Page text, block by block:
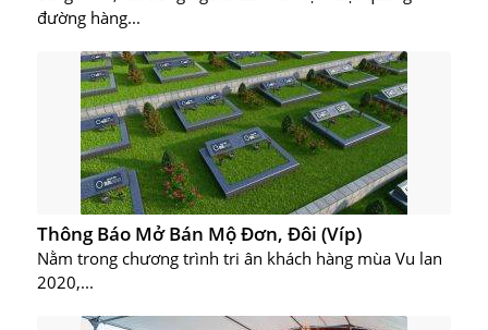
đường hàng...
Thông Báo Mở Bán Mộ Đơn, Đôi (Víp)
Nằm trong chương trình tri ân khách hàng mùa Vu lan
2020,...